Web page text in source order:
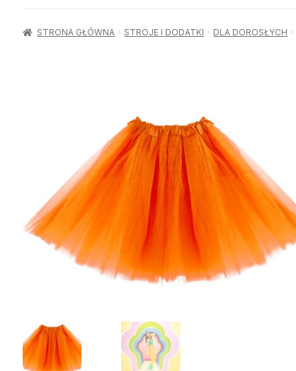
STRONA GŁÓWNA STROJE I DODATKI DLA DOROSŁYCH